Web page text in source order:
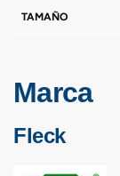
TAMAÑO
Marca
Fleck